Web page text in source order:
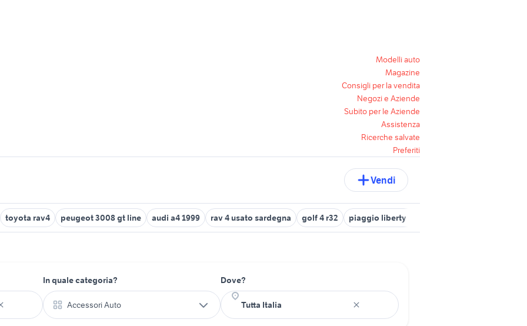
Modelli auto
Magazine
Consigli per la vendita
Negozi e Aziende
Subito per le Aziende
Assistenza
Ricerche salvate
Preferiti
Vendi
toyota rav4 peugeot 3008 gt line audi a4 1999 rav 4 usato sardegna golf 4 r32 piaggio liberty 50 4t
In quale categoria?
Accessori Auto
Dove?